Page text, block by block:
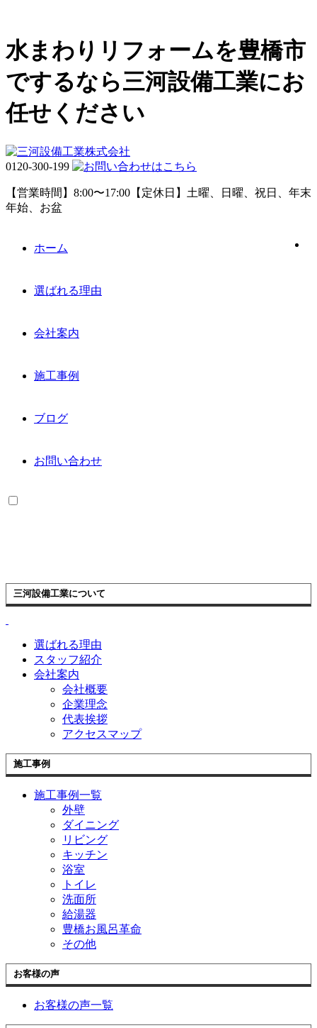
水まわりリフォームを豊橋市
でするなら三河設備工業にお
任せください
0120-300-199
【営業時間】8:00〜17:00【定休日】土曜、日曜、祝日、年末
年始、お盆
ホーム
選ばれる理由
会社案内
施工事例
ブログ
お問い合わせ
三河設備工業について
選ばれる理由
スタッフ紹介
会社案内
会社概要
企業理念
代表挨拶
アクセスマップ
施工事例
施工事例一覧
外壁
ダイニング
リビング
キッチン
浴室
トイレ
洗面所
給湯器
豊橋お風呂革命
その他
お客様の声
お客様の声一覧